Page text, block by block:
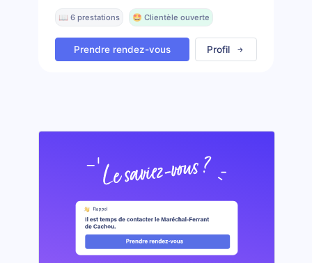
📖 6 prestations 🤩 Clientèle ouverte
Prendre rendez-vous Profil